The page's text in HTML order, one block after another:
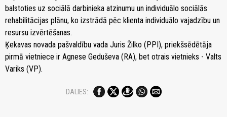
balstoties uz sociālā darbinieka atzinumu un individuālo sociālās
rehabilitācijas plānu, ko izstrādā pēc klienta individuālo vajadzību un
resursu izvērtēšanas.
Ķekavas novada pašvaldību vada Juris Žilko (PPI), priekšsēdētāja
pirmā vietniece ir Agnese Geduševa (RA), bet otrais vietnieks - Valts
Variks (VP).
DALIES: